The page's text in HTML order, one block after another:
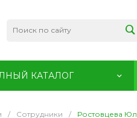
КАТАЛОГ
/ Сотрудники / Ростовцева